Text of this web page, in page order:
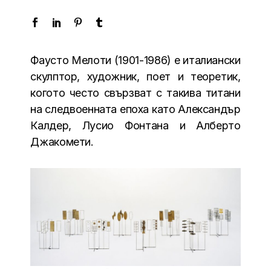
Фаусто Мелоти (1901-1986) е италиански
скулптор, художник, поет и теоретик,
когото често свързват с такива титани
на следвоенната епоха като Александър
Калдер, Лусио Фонтана и Алберто
Джакомети.